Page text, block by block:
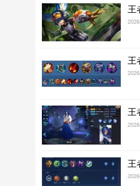
王
王
王
王